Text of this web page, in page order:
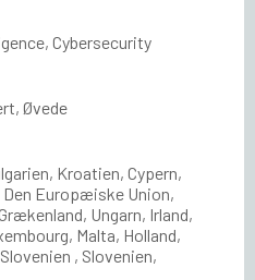
Cybersecurity
Øvede
Kroatien, Cypern,
Europæiske Union,
Ungarn, Irland,
Malta, Holland,
, Slovenien,